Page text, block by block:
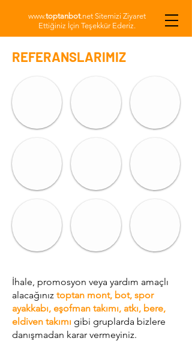
www.toptanbot.net Sitemizi Ziyaret
Ettiğiniz İçin Teşekkür Ederiz.
REFERANSLARIMIZ
İhale, promosyon veya yardım amaçlı
alacağınız toptan mont, bot, spor
ayakkabı, eşofman takımı, atkı, bere,
eldiven takımı gibi gruplarda bizlere
danışmadan karar vermeyiniz.